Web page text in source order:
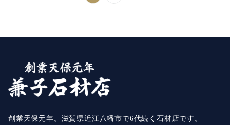
ジ
送
り
創業天保元年。滋賀県近江八幡市で6代続く石材店です。